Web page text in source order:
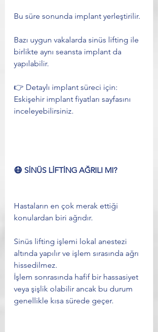
Bu süre sonunda implant yerleştirilir.
Bazı uygun vakalarda sinüs lifting ile
birlikte aynı seansta implant da
yapılabilir.
👉 Detaylı implant süreci için:
Eskişehir implant fiyatları sayfasını
inceleyebilirsiniz.
😷 SİNÜS LİFTİNG AĞRILI MI?
Hastaların en çok merak ettiği
konulardan biri ağrıdır.
Sinüs lifting işlemi lokal anestezi
altında yapılır ve işlem sırasında ağrı
hissedilmez.
İşlem sonrasında hafif bir hassasiyet
veya şişlik olabilir ancak bu durum
genellikle kısa sürede geçer.